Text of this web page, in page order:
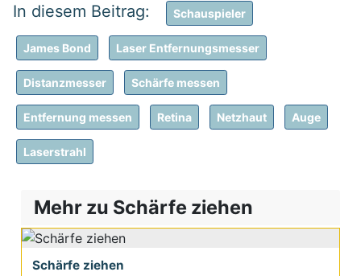
Schauspieler
James Bond Laser Entfernungsmesser
Distanzmesser Schärfe messen
Entfernung messen Retina Netzhaut Auge
Laserstrahl
Mehr zu Schärfe ziehen
Schärfe ziehen